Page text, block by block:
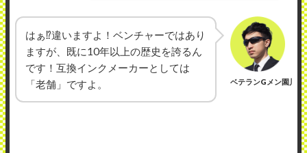
はぁ⁉違いますよ！ベンチャーではあり
ますが、既に10年以上の歴史を誇るん
です！互換インクメーカーとしては
「老舗」ですよ。
ベテランGメン園川